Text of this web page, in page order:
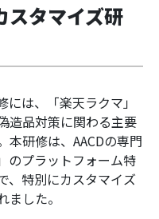
スタマイズ研
は、「楽天ラクマ」
造品対策に関わる主要
本研修は、AACDの専門
のプラットフォーム特
、特別にカスタマイズ
した。